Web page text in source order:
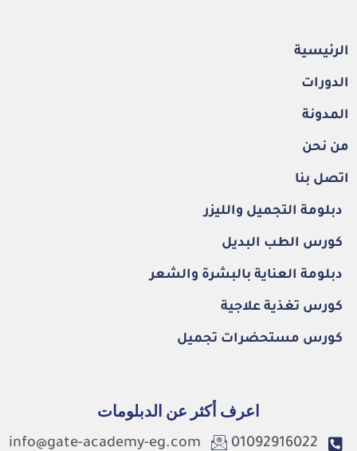
الرئيسية
الدورات
المدونة
من نحن
اتصل بنا
دبلومة التجميل والليزر
كورس الطب البديل
دبلومة العناية بالبشرة والشعر
كورس تغذية علاجية
كورس مستحضرات تجميل
اعرف أكثر عن الدبلومات
01092916022
info@gate-academy-eg.com